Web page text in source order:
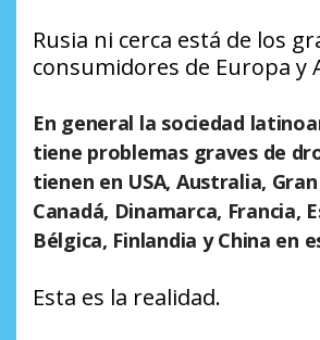
Rusia ni cerca está de los
consumidores de Europa y
En general la sociedad
tiene problemas graves de
tienen en USA, Australia,
Canadá, Dinamarca, Francia,
Bélgica, Finlandia y China en
Esta es la realidad.